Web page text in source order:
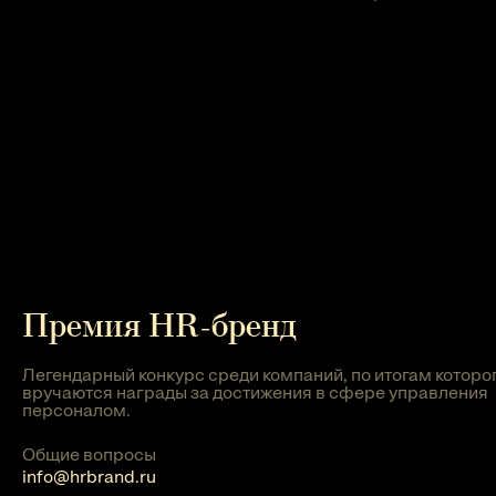
Премия HR-бренд
Легендарный конкурс среди компаний, по итогам
вручаются награды за достижения в сфере управления
персоналом.
Общие вопросы
info@hrbrand.ru